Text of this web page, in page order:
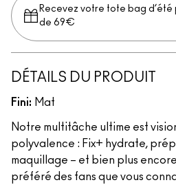
Recevez votre tote bag
de 69€
DÉTAILS DU PRODUIT
Fini: Mat
Notre multitâche ultime est
polyvalence : Fix+ hydrate,
maquillage – et bien plus
préféré des fans que vous